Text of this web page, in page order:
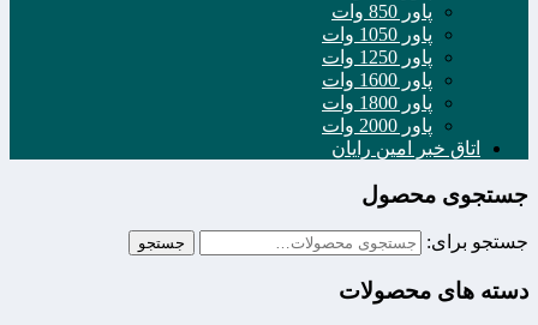
پاور 850 وات
پاور 1050 وات
پاور 1250 وات
پاور 1600 وات
پاور 1800 وات
پاور 2000 وات
اتاق خبر امین رایان
جستجوی محصول
جستجو برای: جستجو
دسته های محصولات